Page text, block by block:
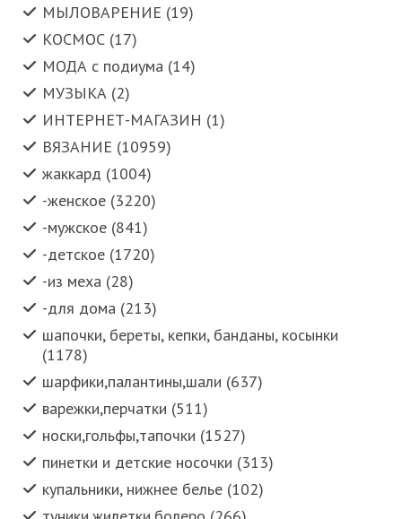
МЫЛОВАРЕНИЕ (19)
КОСМОС (17)
МОДА с подиума (14)
МУЗЫКА (2)
ИНТЕРНЕТ-МАГАЗИН (1)
ВЯЗАНИЕ (10959)
жаккард (1004)
-женское (3220)
-мужское (841)
-детское (1720)
-из меха (28)
-для дома (213)
шапочки, береты, кепки, банданы, косынки
(1178)
шарфики,палантины,шали (637)
варежки,перчатки (511)
носки,гольфы,тапочки (1527)
пинетки и детские носочки (313)
купальники, нижнее белье (102)